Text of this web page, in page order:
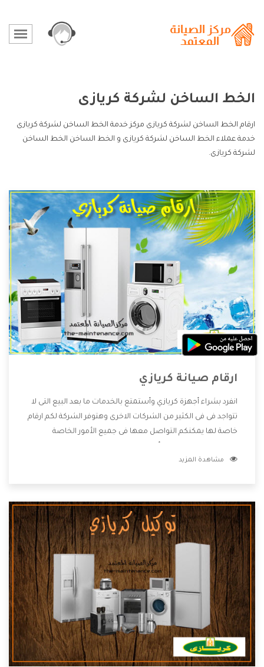
الخط الساخن لشركة كريازى
ارقام الخط الساخن لشركة كريازى مركز خدمة الخط الساخن لشركة كريازى
خدمة عملاء الخط الساخن لشركة كريازى و الخط الساخن الخط الساخن
لشركة كريازى.
ارقام صيانة كريازي
انفرد بشراء أجهزة كريازي وأستمتع بالخدمات ما بعد البيع التى لا
تتواجد فى فى الكثير من الشركات الاخرى وهتوفر الشركة لكم ارقام
خاصة لها يمكنكم التواصل معها فى جميع الأمور الخاصة
من خلال العروض والخصومات التى تتقدم لكم .
مشاهدة المزيد